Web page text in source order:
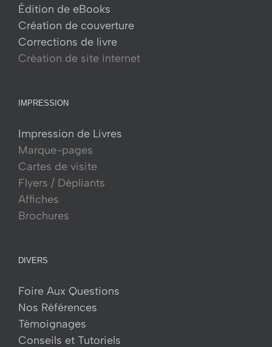
Édition de eBooks
Création de couverture
Corrections de livre
Création de site internet
IMPRESSION
Impression de Livres
Marque-pages
Cartes de visite
Flyers / Dépliants
Affiches
Brochures
DIVERS
Foire Aux Questions
Nos Références
Témoignages
Conseils et Tutoriels